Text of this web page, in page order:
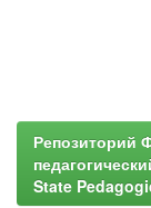
Репозиторий
State